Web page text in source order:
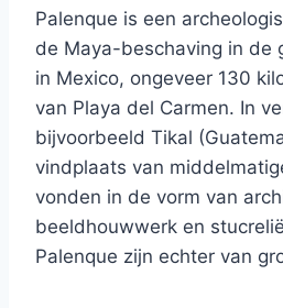
Palenque is een
de Maya-beschaving in de
in Mexico, ongeveer 130
van Playa del Carmen. In
bijvoorbeeld Tikal
vindplaats van
vonden in de vorm van
beeldhouwwerk en
Palenque zijn echter van